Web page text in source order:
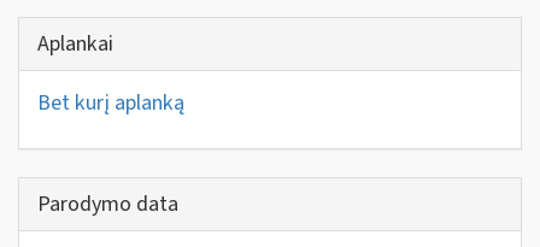
Aplankai
Bet kurį aplanką
Parodymo data